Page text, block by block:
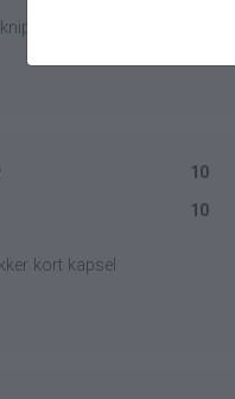
kon krijgen .🤩😘
10
10
kort kapsel